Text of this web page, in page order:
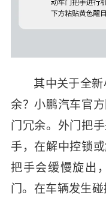
其中关于全
余？小鹏汽车官
门冗余。外门把
手，在解中控锁
把手会缓慢旋出
门。在车辆发生